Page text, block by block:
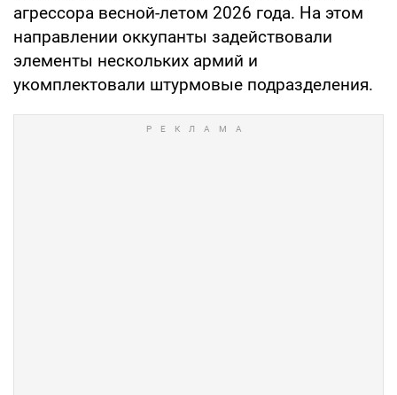
агрессора весной-летом 2026 года. На этом
направлении оккупанты задействовали
элементы нескольких армий и
укомплектовали штурмовые подразделения.